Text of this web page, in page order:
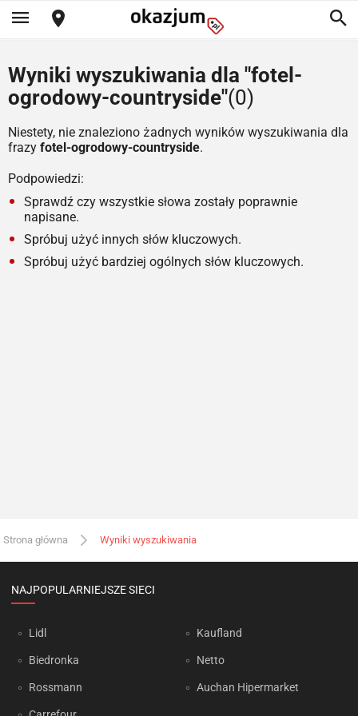
Wyniki wyszukiwania dla "fotel-
ogrodowy-countryside"(0)
Niestety, nie znaleziono żadnych wyników wyszukiwania dla
frazy fotel-ogrodowy-countryside.
Podpowiedzi:
Sprawdź czy wszystkie słowa zostały poprawnie
napisane.
Spróbuj użyć innych słów kluczowych.
Spróbuj użyć bardziej ogólnych słów kluczowych.
Strona główna Wyniki wyszukiwania
NAJPOPULARNIEJSZE SIECI
Lidl
Biedronka
Rossmann
Kaufland
Netto
Auchan Hipermarket